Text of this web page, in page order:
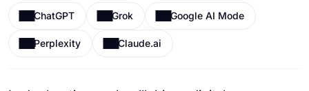
ChatGPT Grok Google AI Mode
Perplexity Claude.ai